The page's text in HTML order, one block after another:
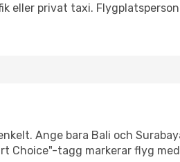
eller privat taxi.
Ange bara Bali och
Choice"-tagg markerar flyg